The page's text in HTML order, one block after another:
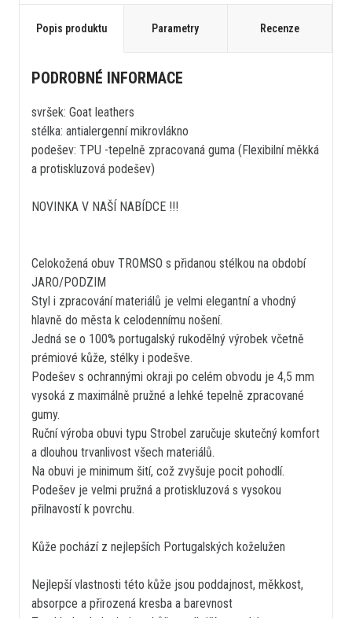
Popis produktu Parametry Recenze
PODROBNÉ INFORMACE
svršek: Goat leathers
stélka: antialergenní mikrovlákno
podešev: TPU -tepelně zpracovaná guma (Flexibilní měkká
a protiskluzová podešev)
NOVINKA V NAŠÍ NABÍDCE !!!
Celokožená obuv TROMSO s přidanou stélkou na období
JARO/PODZIM
Styl i zpracování materiálů je velmi elegantní a vhodný
hlavně do města k celodennímu nošení.
Jedná se o 100% portugalský rukodělný výrobek včetně
prémiové kůže, stélky i podešve.
Podešev s ochrannými okraji po celém obvodu je 4,5 mm
vysoká z maximálně pružné a lehké tepelně zpracované
gumy.
Ruční výroba obuvi typu Strobel zaručuje skutečný komfort
a dlouhou trvanlivost všech materiálů.
Na obuvi je minimum šití, což zvyšuje pocit pohodlí.
Podešev je velmi pružná a protiskluzová s vysokou
přilnavostí k povrchu.
Kůže pochází z nejlepších Portugalských koželužen
Nejlepší vlastnosti této kůže jsou poddajnost, měkkost,
absorpce a přirozená kresba a barevnost